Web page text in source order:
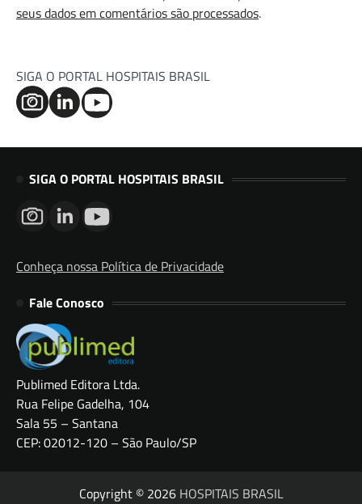
seus dados em comentários são processados.
SIGA O PORTAL HOSPITAIS BRASIL
SIGA O PORTAL HOSPITAIS BRASIL
Conheça nossa Política de Privacidade
Fale Conosco
Publimed Editora Ltda.
Rua Felipe Gadelha, 104
Sala 55 – Santana
CEP: 02012-120 – São Paulo/SP
Copyright © 2026 HOSPITAIS BRASIL